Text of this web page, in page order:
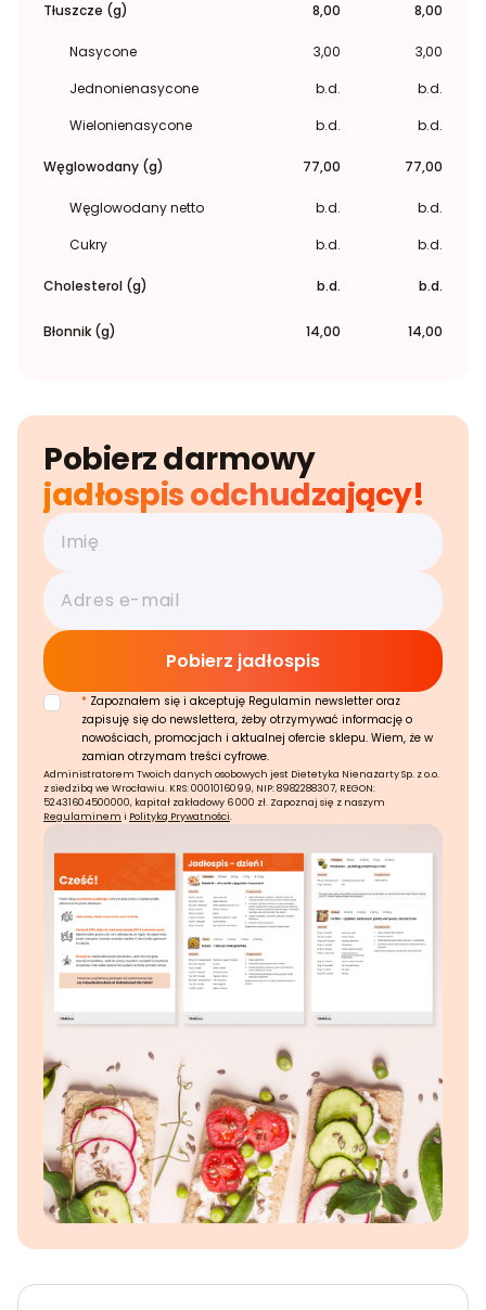
Tłuszcze (g) 8,00 8,00
Nasycone 3,00
3,00
Jednonienasycone
b.d.
b.d.
Wielonienasycone
b.d. b.d.
Węglowodany (g) 77,00 77,00
Węglowodany netto b.d.
b.d.
Cukry
b.d. b.d.
Cholesterol (g) b.d. b.d.
Błonnik (g) 14,00 14,00
Pobierz darmowy
jadłospis odchudzający!
* Zapoznałem się i akceptuję Regulamin newsletter oraz
zapisuję się do newslettera, żeby otrzymywać informację o
nowościach, promocjach i aktualnej ofercie sklepu. Wiem, że w
zamian otrzymam treści cyfrowe.
Administratorem Twoich danych osobowych jest Dietetyka Nienażarty Sp. z o.o.
z siedzibą we Wrocławiu. KRS: 0001016099, NIP: 8982288307, REGON:
52431604500000, kapitał zakładowy 6 000 zł. Zapoznaj się z naszym
Regulaminem i Polityką Prywatności.